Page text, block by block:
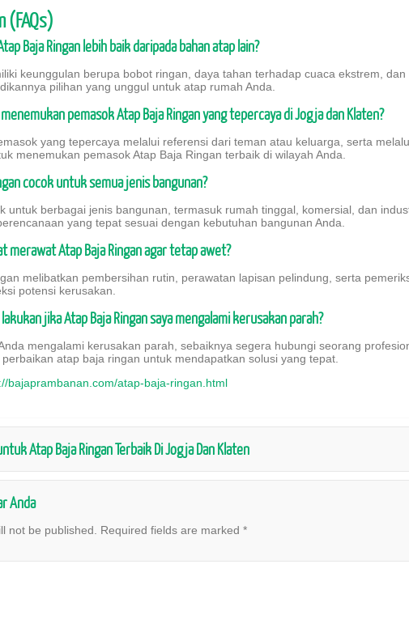
(FAQs)
Baja Ringan lebih baik daripada bahan atap lain?
keunggulan berupa bobot ringan, daya tahan terhadap cuaca ekstrem, dan
pilihan yang unggul untuk atap rumah Anda.
pemasok Atap Baja Ringan yang tepercaya di Jogja dan Klaten?
yang tepercaya melalui referensi dari teman atau keluarga, serta
menemukan pemasok Atap Baja Ringan terbaik di wilayah Anda.
cocok untuk semua jenis bangunan?
untuk berbagai jenis bangunan, termasuk rumah tinggal, komersial, dan
yang tepat sesuai dengan kebutuhan bangunan Anda.
merawat Atap Baja Ringan agar tetap awet?
melibatkan pembersihan rutin, perawatan lapisan pelindung, serta
potensi kerusakan.
jika Atap Baja Ringan saya mengalami kerusakan parah?
mengalami kerusakan parah, sebaiknya segera hubungi seorang
atap baja ringan untuk mendapatkan solusi yang tepat.
bajaprambanan.com/atap-baja-ringan.html
Atap Baja Ringan Terbaik Di Jogja Dan Klaten
Anda
not be published. Required fields are marked *